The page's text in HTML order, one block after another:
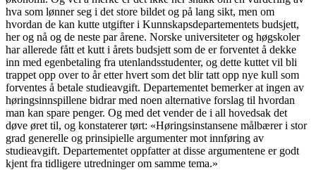
hva som lønner seg i det store bildet og på lang sikt, men om
hvordan de kan kutte utgifter i Kunnskapsdepartementets budsjett,
her og nå og de neste par årene. Norske universiteter og høgskoler
har allerede fått et kutt i årets budsjett som de er forventet å dekke
inn med egenbetaling fra utenlandsstudenter, og dette kuttet vil bli
trappet opp over to år etter hvert som det blir tatt opp nye kull som
forventes å betale studieavgift. Departementet bemerker at ingen av
høringsinnspillene bidrar med noen alternative forslag til hvordan
man kan spare penger. Og med det vender de i all hovedsak det
døve øret til, og konstaterer tørt: «Høringsinstansene målbærer i stor
grad generelle og prinsipielle argumenter mot innføring av
studieavgift. Departementet oppfatter at disse argumentene er godt
kjent fra tidligere utredninger om samme tema.»